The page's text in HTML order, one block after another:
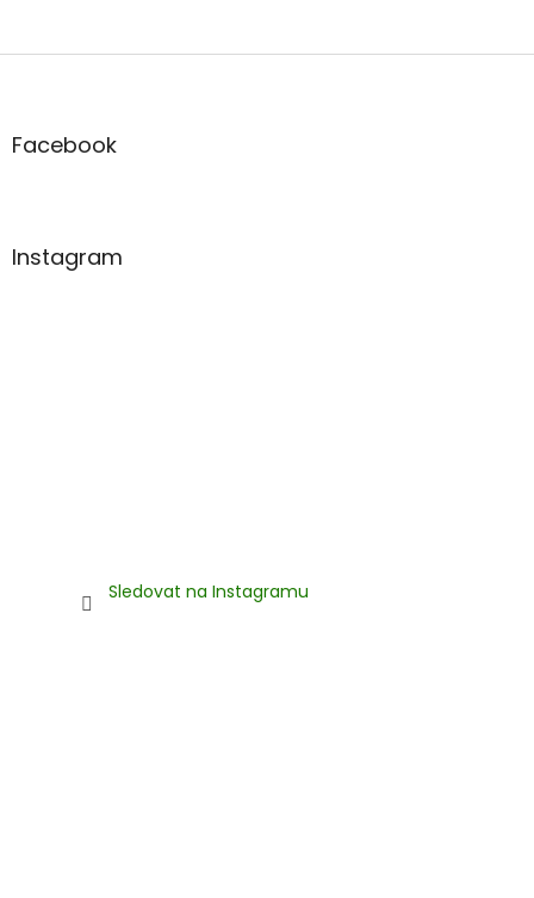
Z
aFacebook
Instagram
Sledovat na Instagramu